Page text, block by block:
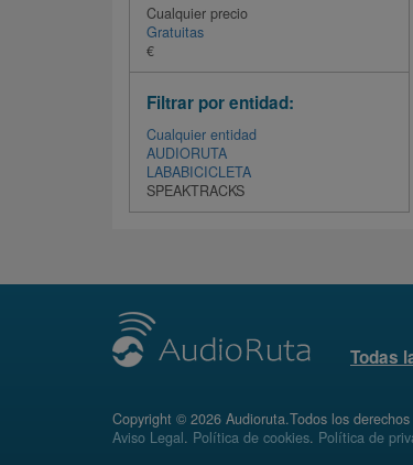
Cualquier precio
Gratuitas
€
Filtrar por entidad:
Cualquier entidad
AUDIORUTA
LABABICICLETA
SPEAKTRACKS
Todas
Copyright © 2026 Audioruta.Todos los derechos
Aviso Legal. Política de cookies. Política de